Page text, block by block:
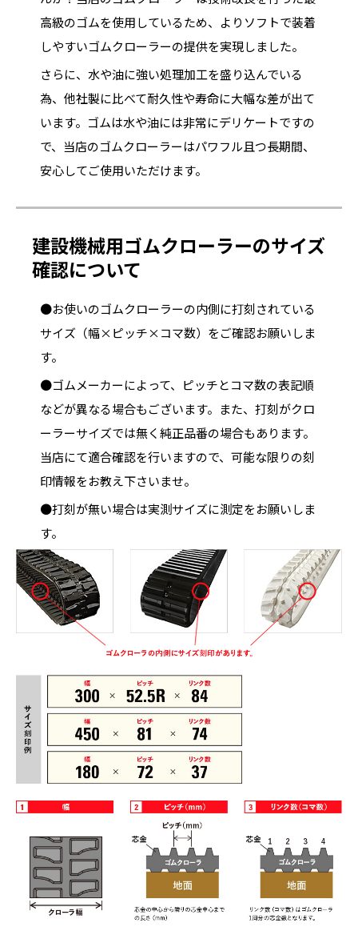
高級のゴムを使用しているため、よりソフトで装着
しやすいゴムクローラーの提供を実現しました。
さらに、水や油に強い処理加工を盛り込んでいる
為、他社製に比べて耐久性や寿命に大幅な差が出て
います。ゴムは水や油には非常にデリケートですの
で、当店のゴムクローラーはパワフル且つ長期間、
安心してご使用いただけます。
建設機械用ゴムクローラーのサイズ
確認について
●お使いのゴムクローラーの内側に打刻されている
サイズ（幅×ピッチ×コマ数）をご確認お願いしま
す。
●ゴムメーカーによって、ピッチとコマ数の表記順
などが異なる場合もございます。また、打刻がクロ
ーラーサイズでは無く純正品番の場合もあります。
当店にて適合確認を行いますので、可能な限りの刻
印情報をお教え下さいませ。
●打刻が無い場合は実測サイズに測定をお願いしま
す。